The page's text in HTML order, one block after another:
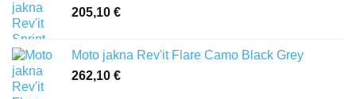
205,10 €
Moto jakna Rev'it Flare Camo Black Grey
262,10 €